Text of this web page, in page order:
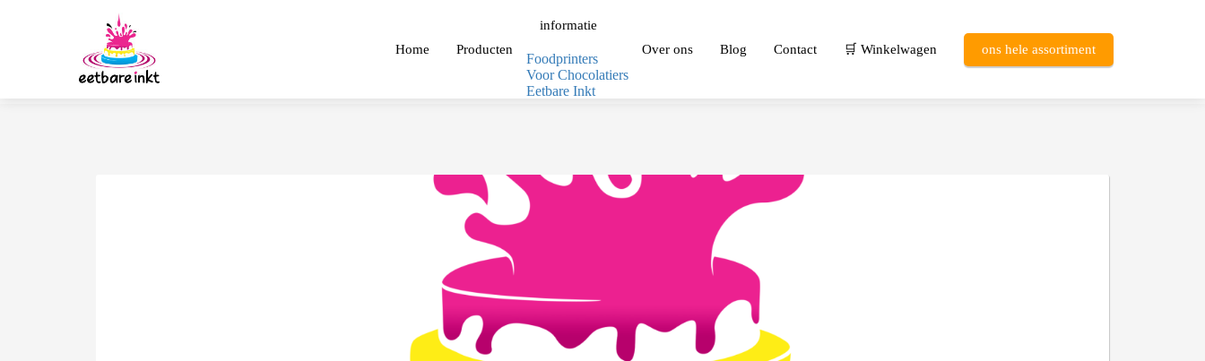
Home Producten
informatie
Foodprinters
Voor Chocolatiers
Eetbare Inkt
Over ons Blog Contact 🛒 Winkelwagen ons hele assortiment